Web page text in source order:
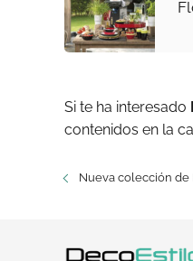
Si te ha interesado
contenidos en la
Nueva colección de